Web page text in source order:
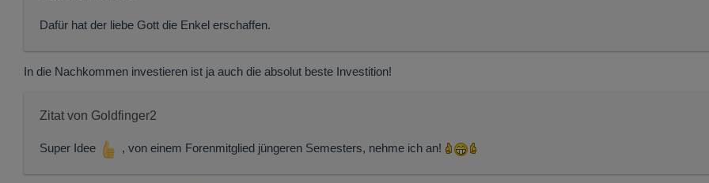
Dafür hat der liebe Gott die Enkel erschaffen.
In die Nachkommen investieren ist ja auch die absolut beste Investition!
Zitat von Goldfinger2
Super Idee , von einem Forenmitglied jüngeren Semesters, nehme ich an!